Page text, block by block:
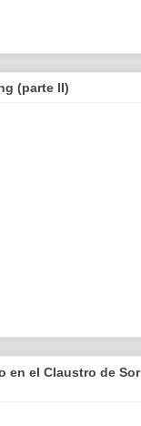
(parte II)
en el Claustro de Sor